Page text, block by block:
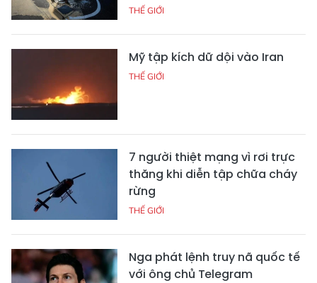
THẾ GIỚI
Mỹ tập kích dữ dội vào Iran
THẾ GIỚI
7 người thiệt mạng vì rơi trực
thăng khi diễn tập chữa cháy
rừng
THẾ GIỚI
Nga phát lệnh truy nã quốc tế
với ông chủ Telegram